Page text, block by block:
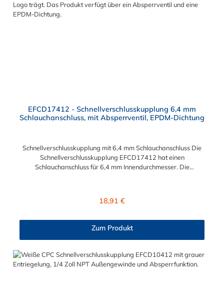
EFCD17412 - Schnellverschlusskupplung 6,4 mm
Schlauchanschluss, mit Absperrventil, EPDM-Dichtung
Schnellverschlusskupplung mit 6,4 mm Schlauchanschluss Die
Schnellverschlusskupplung EFCD17412 hat einen
Schlauchanschluss für 6,4 mm Innendurchmesser. Die
Schnellverschlusskupplung mit allen CPC Steckern der EFC12-
Regulärer Preis:
18,91 €
Zum Produkt